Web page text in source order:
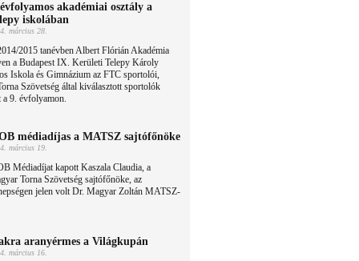
akadémiai osztály a
iskolában
március 28.
2015 tanévben Albert Flórián Akadémia
a Budapest IX. Kerületi Telepy Károly
Iskola és Gimnázium az FTC sportolói,
Szövetség által kiválasztott sportolók
a 9. évfolyamon.
médiadíjas a MATSZ sajtófőnöke
március 19.
Médiadíjat kapott Kaszala Claudia, a
Torna Szövetség sajtófőnöke, az
jelen volt Dr. Magyar Zoltán MATSZ-
aranyérmes a Világkupán
március 16.